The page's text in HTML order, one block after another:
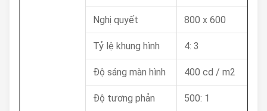
Nghị quyết 800 x 600
Tỷ lệ khung hình 4: 3
Độ sáng màn hình 400 cd / m2
Độ tương phản 500: 1